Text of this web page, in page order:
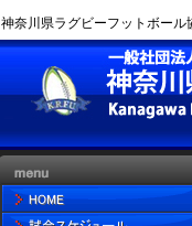
神奈川県ラグビーフットボール